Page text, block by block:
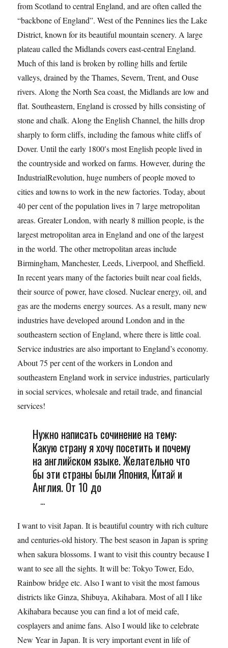
from Scotland to central England, and are often called the
“backbone of England”. West of the Pennines lies the Lake
District, known for its beautiful mountain scenery. A large
plateau called the Midlands covers east-central England.
Much of this land is broken by rolling hills and fertile
valleys, drained by the Thames, Severn, Trent, and Ouse
rivers. Along the North Sea coast, the Midlands are low and
flat. Southeastern, England is crossed by hills consisting of
stone and chalk. Along the English Channel, the hills drop
sharply to form cliffs, including the famous white cliffs of
Dover. Until the early 1800′s most English people lived in
the countryside and worked on farms. However, during the
IndustrialRevolution, huge numbers of people moved to
cities and towns to work in the new factories. Today, about
40 per cent of the population lives in 7 large metropolitan
areas. Greater London, with nearly 8 million people, is the
largest metropolitan area in England and one of the largest
in the world. The other metropolitan areas include
Birmingham, Manchester, Leeds, Liverpool, and Sheffield.
In recent years many of the factories built near coal fields,
their source of power, have closed. Nuclear energy, oil, and
gas are the moderns energy sources. As a result, many new
industries have developed around London and in the
southeastern section of England, where there is little coal.
Service industries are also important to England’s economy.
About 75 per cent of the workers in London and
southeastern England work in service industries, particularly
in social services, wholesale and retail trade, and financial
services!
Нужно написать сочинение на тему:
Какую страну я хочу посетить и почему
на английском языке. Желательно что
бы эти страны были Япония, Китай и
Англия. От 10 до
...
I want to visit Japan. It is beautiful country with rich culture
and centuries-old history. The best season in Japan is spring
when sakura blossoms. I want to visit this country because I
want to see all the sights. It will be: Tokyo Tower, Edo,
Rainbow bridge etc. Also I want to visit the most famous
districts like Ginza, Shibuya, Akihabara. Most of all I like
Akihabara because you can find a lot of meid cafe,
cosplayers and anime fans. Also I would like to celebrate
New Year in Japan. It is very important event in life of